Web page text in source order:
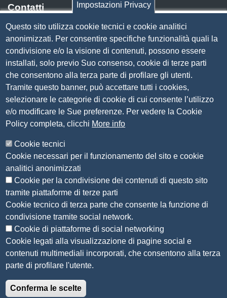
Contatti
Via Luigi Einaudi, 23, 25121 Brescia BS
Tel. 030 37251
PECcamera.brescia@bs.legalmail.camcom.it
P.IVA 00859790172
C.F. 80013870177
Contatti
Amministrazione Trasparente
Organizzazione
Bandi di concorso
Bandi di gara e contratti
Provvedimenti
Attività e procedimenti
Seguici su
Sito web
Accesso riservato
Mappa del sito
Impostazioni Privacy
Questo sito utilizza cookie tecnici e cookie analitici
anonimizzati. Per consentire specifiche funzionalità quali la
condivisione e/o la visione di contenuti, possono essere
installati, solo previo Suo consenso, cookie di terze parti
che consentono alla terza parte di profilare gli utenti.
Tramite questo banner, può accettare tutti i cookies,
selezionare le categorie di cookie di cui consente l’utilizzo
e/o modificare le Sue preferenze. Per vedere la Cookie
Policy completa, clicchi More info
Cookie tecnici
Cookie necessari per il funzionamento del sito e cookie
analitici anonimizzati
Cookie per la condivisione dei contenuti di questo sito
tramite piattaforme di terze parti
Cookie tecnico di terza parte che consente la funzione di
condivisione tramite social network.
Cookie di piattaforme di social networking
Cookie legati alla visualizzazione di pagine social e
contenuti multimediali incorporati, che consentono alla terza
parte di profilare l'utente.
Conferma le scelte